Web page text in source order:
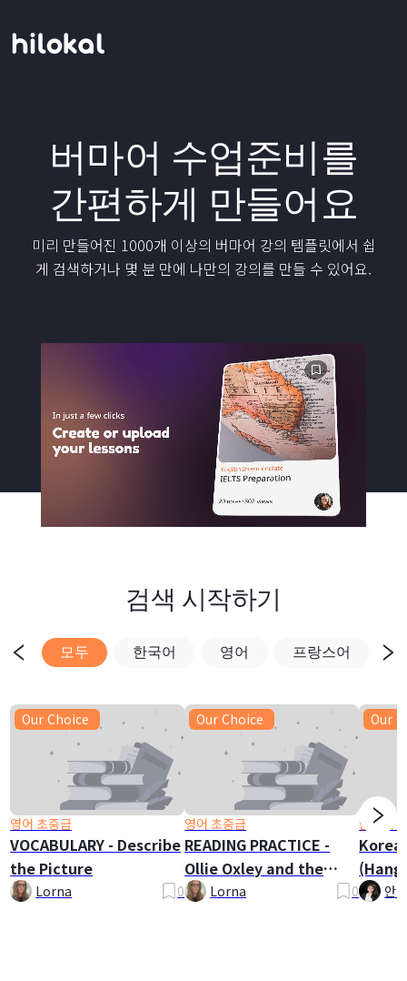
버마어 수업준비를
간편하게 만들어요
미리 만들어진 1000개 이상의 버마어 강의 템플릿에서 쉽
게 검색하거나 몇 분 만에 나만의 강의를 만들 수 있어요.
검색 시작하기
모두 한국어 영어 프랑스어
Our Choice
영어 초중급
VOCABULARY - Describe
the Picture
Lorna 0
Our Choice
영어 초중급
READING PRACTICE -
Ollie Oxley and the
GhostLorna 0
Our
한국어
안